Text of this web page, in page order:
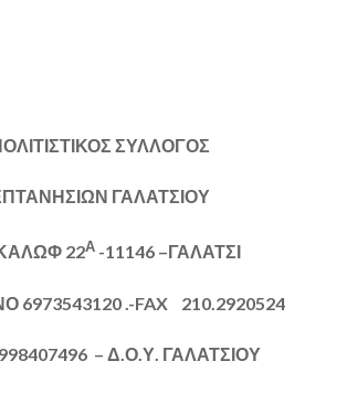
ΣΥΛΛΟΓΟΣ
ΓΑΛΑΤΣΙΟΥ
22Α-11146 –ΓΑΛΑΤΣΙ
6973543120 .-FAX210.2920524
– Δ.Ο.Υ. ΓΑΛΑΤΣΙΟΥ